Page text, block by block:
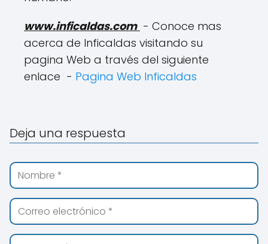
www.inficaldas.com - Conoce mas
acerca de Inficaldas visitando su
pagina Web a través del siguiente
enlace - Pagina Web Inficaldas
Deja una respuesta